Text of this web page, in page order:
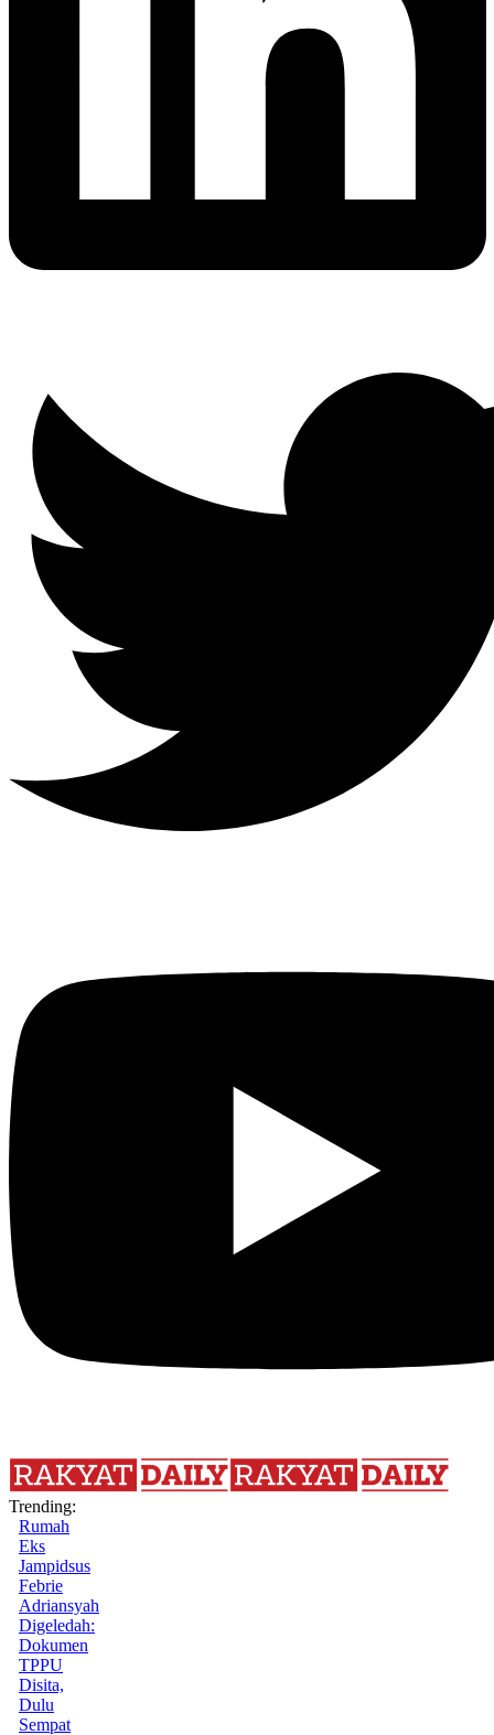
Trending:
Rumah
Eks
Jampidsus
Febrie
Adriansyah
Digeledah:
Dokumen
TPPU
Disita,
Dulu
Sempat